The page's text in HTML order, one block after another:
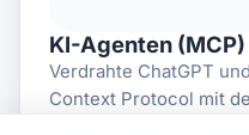
KI-Agenten (MCP)
Verdrahte ChatGPT
Context Protocol mit